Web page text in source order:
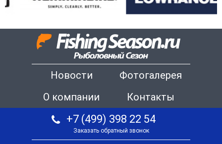
Новости
Фотогалерея
О компании
Контакты
+7 (499) 398 22 54
Заказать обратный звонок